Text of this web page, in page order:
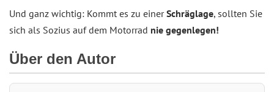
Und ganz wichtig: Kommt es zu einerSchräglage, sollten Sie
sich als Sozius auf dem Motorrad nie gegenlegen!
Über den Autor